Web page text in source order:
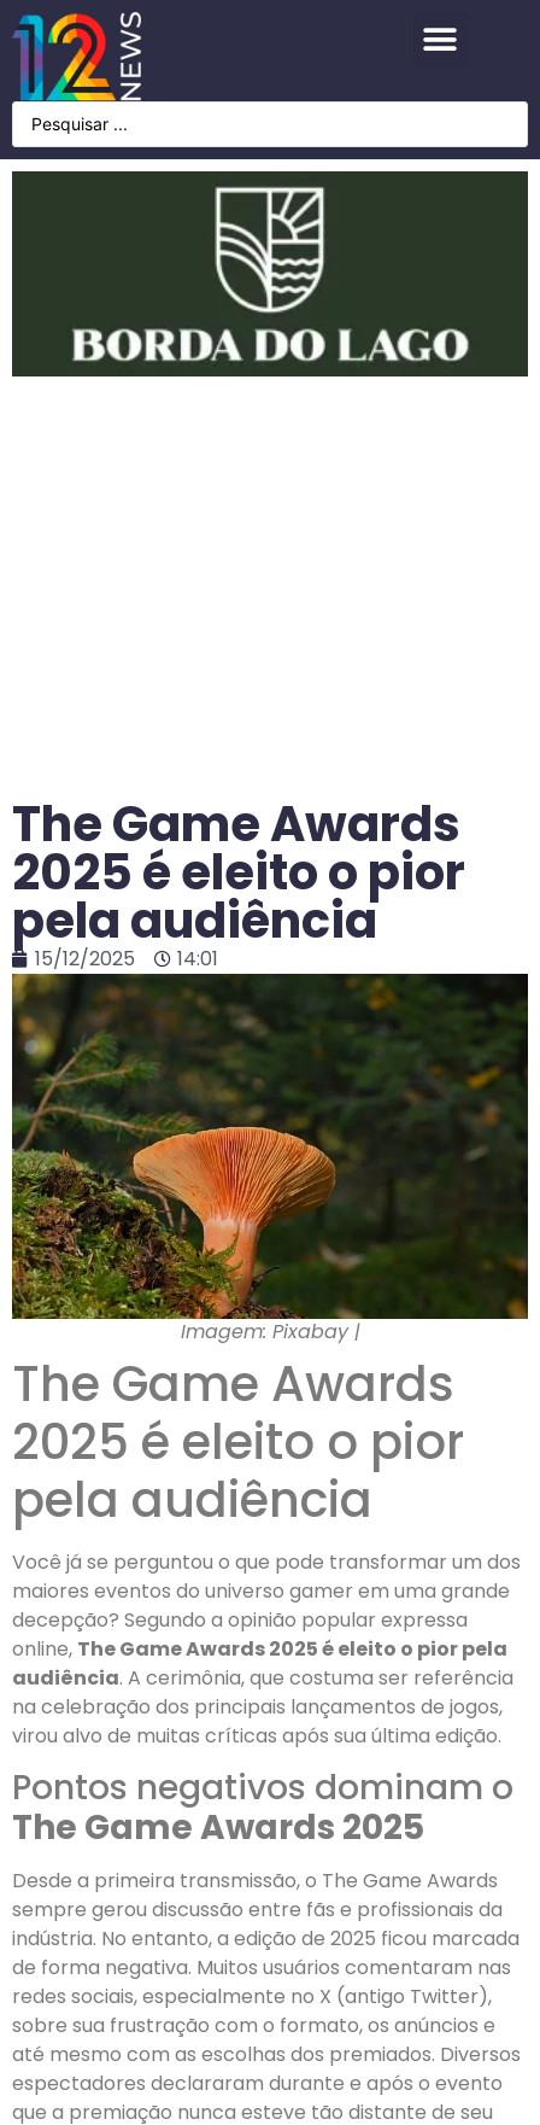
The Game Awards
2025 é eleito o pior
pela audiência
15/12/2025 14:01
Imagem: Pixabay |
The Game Awards
2025 é eleito o pior
pela audiência
Você já se perguntou o que pode transformar um dos
maiores eventos do universo gamer em uma grande
decepção? Segundo a opinião popular expressa
online, The Game Awards 2025 é eleito o pior pela
audiência. A cerimônia, que costuma ser referência
na celebração dos principais lançamentos de jogos,
virou alvo de muitas críticas após sua última edição.
Pontos negativos dominam o
The Game Awards 2025
Desde a primeira transmissão, o The Game Awards
sempre gerou discussão entre fãs e profissionais da
indústria. No entanto, a edição de 2025 ficou marcada
de forma negativa. Muitos usuários comentaram nas
redes sociais, especialmente no X (antigo Twitter),
sobre sua frustração com o formato, os anúncios e
até mesmo com as escolhas dos premiados. Diversos
espectadores declararam durante e após o evento
que a premiação nunca esteve tão distante de seu